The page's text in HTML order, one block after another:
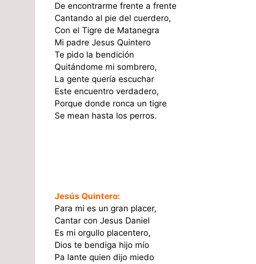
De encontrarme frente a frente
Cantando al pie del cuerdero,
Con el Tigre de Matanegra
Mi padre Jesus Quintero
Te pido la bendición
Quitándome mi sombrero,
La gente quería escuchar
Este encuentro verdadero,
Porque donde ronca un tigre
Se mean hasta los perros.
Jesús Quintero:
Para mi es un gran placer,
Cantar con Jesus Daniel
Es mi orgullo placentero,
Dios te bendiga hijo mío
Pa lante quien dijo miedo